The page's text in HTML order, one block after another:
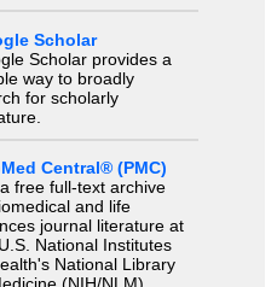
Scholar
Scholar provides a
way to broadly
for scholarly
Central® (PMC)
free full-text archive
and life
journal literature at
National Institutes
National Library
(NIH/NLM).